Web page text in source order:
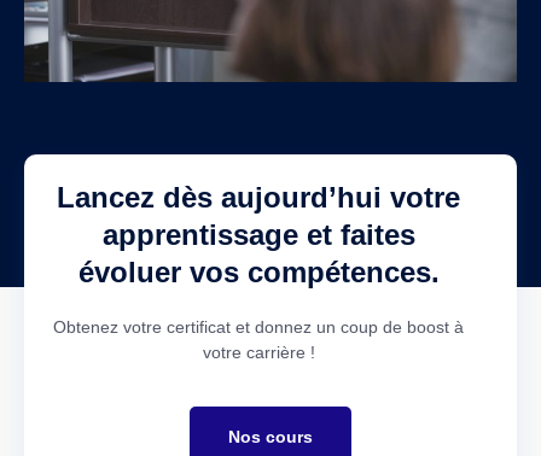
Lancez dès aujourd’hui votre
apprentissage et faites
évoluer vos compétences.
Obtenez votre certificat et donnez un coup de boost à
votre carrière !
Nos cours